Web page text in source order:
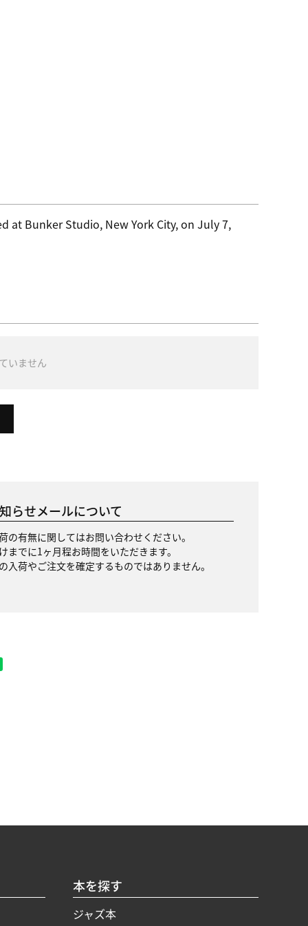
at Bunker Studio, New York City, on July 7,
いません
らせメールについて
の有無に関してはお問い合わせください。
までに1ヶ月程お時間をいただきます。
入荷やご注文を確定するものではありません。
本を探す
ジャズ本